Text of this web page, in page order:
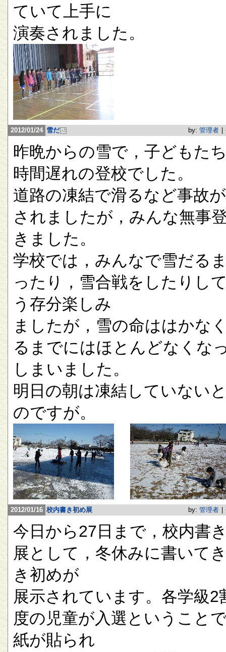
ていて上手に
演奏されました。
2012/01/24 雪だ by: 管理者
昨晩からの雪で，子どもた
時間遅れの登校でした。
道路の凍結で滑るなど事故
されましたが，みんな無事
きました。
学校では，みんなで雪だる
ったり，雪合戦をしたりし
う存分楽しみ
ましたが，雪の命ははかな
るまでにはほとんどなくな
しまいました。
明日の朝は凍結していない
のですが。
2012/01/16 校内書き初め展 by: 管理者
今日から27日まで，校内書
展として，冬休みに書いて
き初めが
展示されています。各学級2
度の児童が入選ということ
紙が貼られ